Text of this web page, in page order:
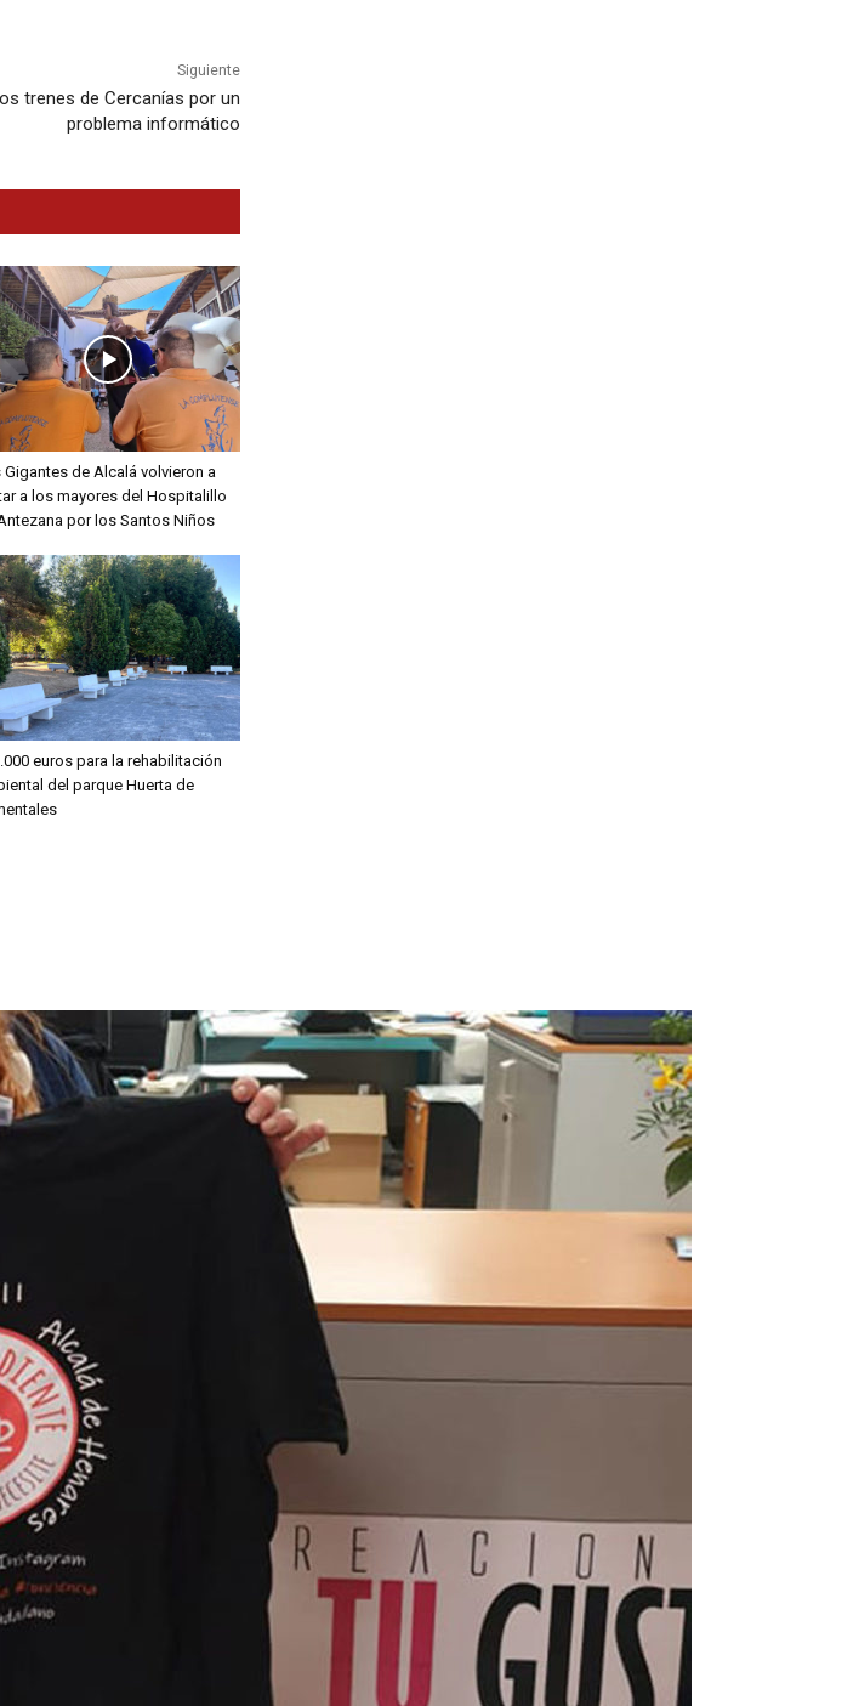
Siguiente
trenes de Cercanías por un
problema informático
Gigantes de Alcalá volvieron a
a los mayores del Hospitalillo
por los Santos Niños
euros para la rehabilitación
del parque Huerta de